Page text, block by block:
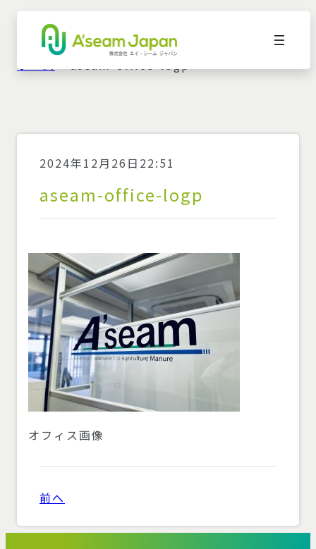
ホーム »aseam-office-logp
2024年12月26日22:51
aseam-office-logp
オフィス画像
前へ